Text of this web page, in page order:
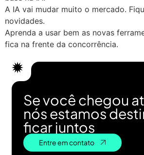
A IA vai mudar muito o mercado.
novidades.
Aprenda a usar bem as novas
fica na frente da concorrência.
Se você chegou
nós estamos
ficar juntos
Entre em contato
Entre em contato